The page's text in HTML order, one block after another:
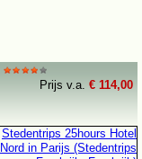
Prijs v.a. € 114,00